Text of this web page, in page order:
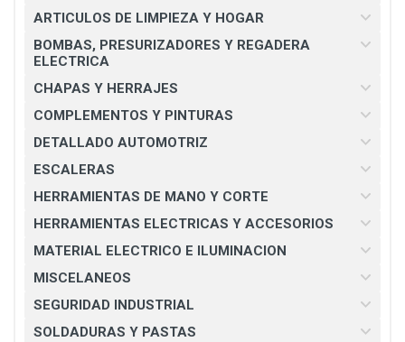
ARTICULOS DE LIMPIEZA Y HOGAR
BOMBAS, PRESURIZADORES Y REGADERA
ELECTRICA
CHAPAS Y HERRAJES
COMPLEMENTOS Y PINTURAS
DETALLADO AUTOMOTRIZ
ESCALERAS
HERRAMIENTAS DE MANO Y CORTE
HERRAMIENTAS ELECTRICAS Y ACCESORIOS
MATERIAL ELECTRICO E ILUMINACION
MISCELANEOS
SEGURIDAD INDUSTRIAL
SOLDADURAS Y PASTAS